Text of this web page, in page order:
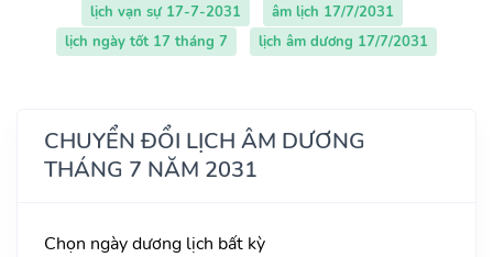
lịch vạn sự 17-7-2031
âm lịch 17/7/2031
lịch ngày tốt 17 tháng 7
lịch âm dương 17/7/2031
CHUYỂN ĐỔI LỊCH ÂM DƯƠNG
THÁNG 7 NĂM 2031
Chọn ngày dương lịch bất kỳ